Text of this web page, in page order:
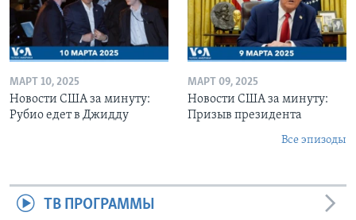
МАРТ 10, 2025
Новости США за минуту:
Рубио едет в Джидду
МАРТ 09, 2025
Новости США за минуту:
Призыв президента
Все эпизоды
ТВ ПРОГРАММЫ